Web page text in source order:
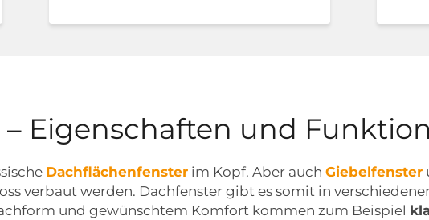
Eigenschaften und
Dachflächenfenster im Kopf. Aber auch Giebelfenster
verbaut werden. Dachfenster gibt es somit in
und gewünschtem Komfort kommen zum Beispiel